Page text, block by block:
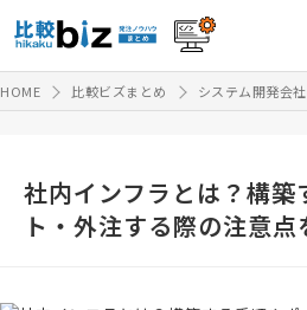
HOME 比較ビズまとめ システム開発会
社内インフラとは？構築
ト・外注する際の注意点